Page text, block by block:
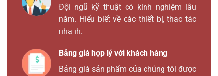
Đội ngũ kỹ thuật có kinh nghiệm lâu
năm. Hiểu biết về các thiết bị, thao tác
nhanh.
Bảng giá hợp lý với khách hàng
Bảng giá sản phẩm của chúng tôi được